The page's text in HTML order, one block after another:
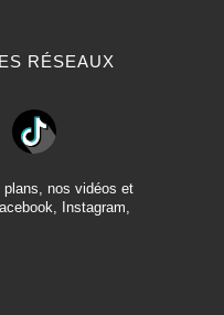
RÉSEAUX
plans, nos vidéos et
Instagram,